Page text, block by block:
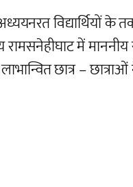
अध्ययनरत
रामसनेहीघाट में
छात्र –